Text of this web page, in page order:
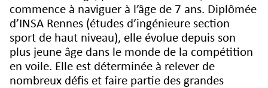
commence à naviguer à l’âge de 7 ans. Diplômée
d’INSA Rennes (études d’ingénieure section
sport de haut niveau), elle évolue depuis son
plus jeune âge dans le monde de la compétition
en voile. Elle est déterminée à relever de
nombreux défis et faire partie des grandes